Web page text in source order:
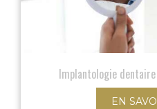
Implantologie
EN